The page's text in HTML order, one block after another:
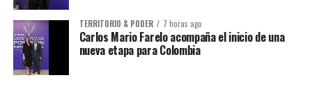
TERRITORIO & PODER 7 horas ago
Carlos Mario Farelo acompaña el inicio de una
nueva etapa para Colombia